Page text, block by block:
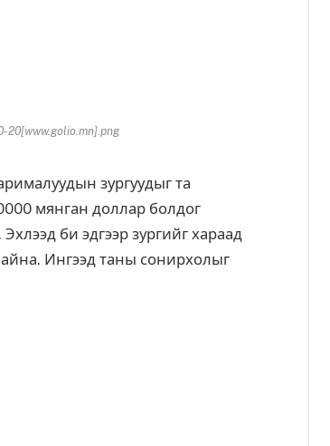
20[www.golio.mn].png
зургуудыг та
мянган доллар болдог
би эдгээр зургийг хараад
Ингээд таны сонирхолыг